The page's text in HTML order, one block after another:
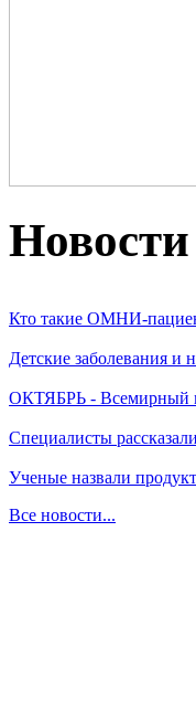
Кто такие ОМНИ-
Детские заболевания и
ОКТЯБРЬ - Всемирный
Специалисты
Ученые назвали
Все новости...